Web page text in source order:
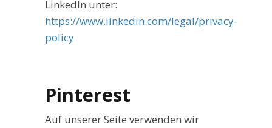
LinkedIn unter:
https://www.linkedin.com/legal/privacy-
policy
Pinterest
Auf unserer Seite verwenden wir